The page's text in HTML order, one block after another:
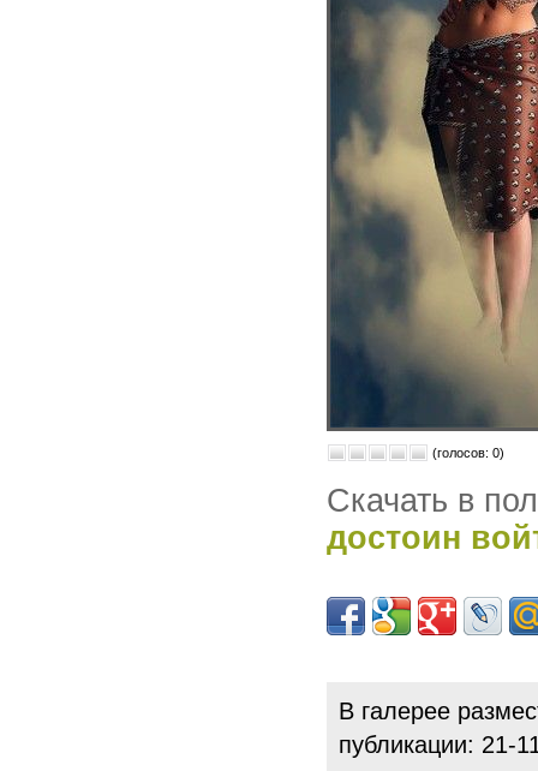
(голосов: 0)
Скачать в
достоин
В галерее
публикации: 21-